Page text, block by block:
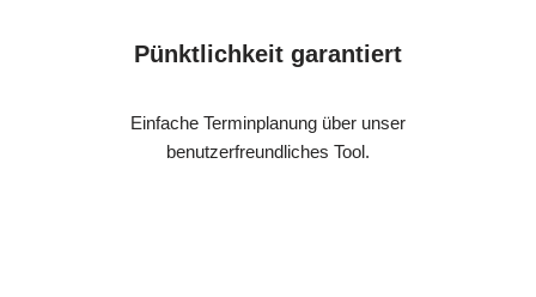
Pünktlichkeit garantiert
Einfache Terminplanung über unser
benutzerfreundliches Tool.